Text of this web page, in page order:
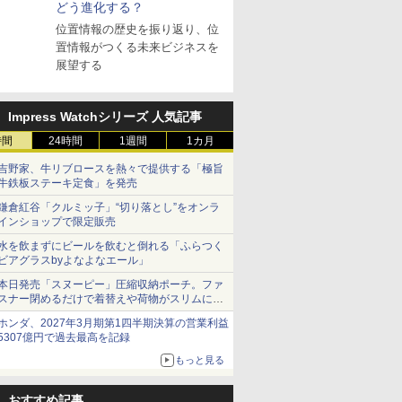
どう進化する？
位置情報の歴史を振り返り、位
置情報がつくる未来ビジネスを
展望する
Impress Watchシリーズ 人気記事
24時間 1週間 1カ月
野家、牛リブロースを熱々で提供する「極旨
鉄板ステーキ定食」を発売
倉紅谷「クルミッ子」“切り落とし”をオンラ
ンショップで限定販売
を飲まずにビールを飲むと倒れる「ふらつく
アグラスbyよなよなエール」
日発売「スヌーピー」圧縮収納ポーチ。ファ
ナー閉めるだけで着替えや荷物がスリムにま
まる
ンダ、2027年3月期第1四半期決算の営業利益
億円で過去最高を記録
もっと見る